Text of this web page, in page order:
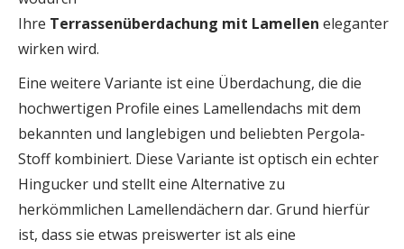
Ihre Terrassenüberdachung mit Lamellen eleganter
wirken wird.
Eine weitere Variante ist eine Überdachung, die die
hochwertigen Profile eines Lamellendachs mit dem
bekannten und langlebigen und beliebten Pergola-
Stoff kombiniert. Diese Variante ist optisch ein echter
Hingucker und stellt eine Alternative zu
herkömmlichen Lamellendächern dar. Grund hierfür
ist, dass sie etwas preiswerter ist als eine